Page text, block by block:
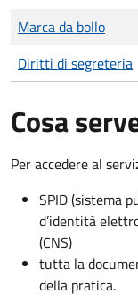
Tipo di pagamento
Importo
Marca da bollo
Diritti di segreteria
Cosa
Per accedere al
SPID (sistema
d’identità
(CNS)
tutta la
della pratica.